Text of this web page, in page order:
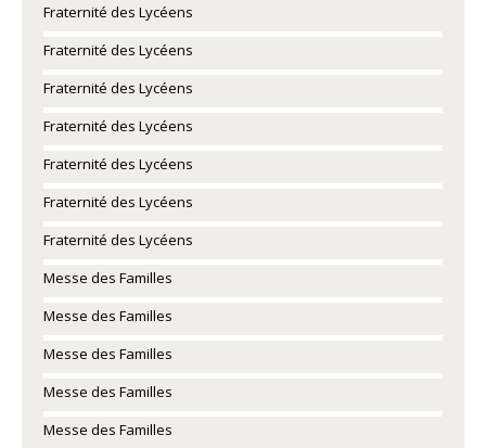
Fraternité des Lycéens
Fraternité des Lycéens
Fraternité des Lycéens
Fraternité des Lycéens
Fraternité des Lycéens
Fraternité des Lycéens
Fraternité des Lycéens
Messe des Familles
Messe des Familles
Messe des Familles
Messe des Familles
Messe des Familles